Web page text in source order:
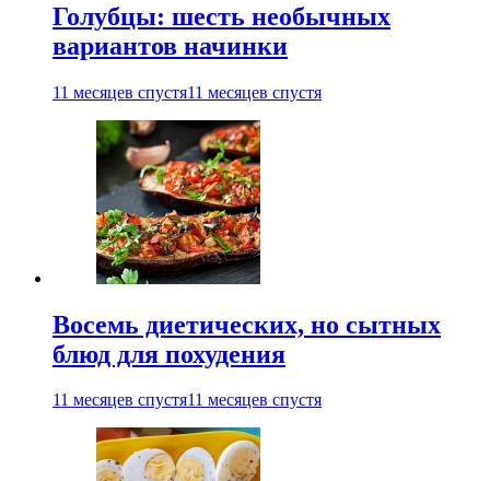
Голубцы: шесть необычных
вариантов начинки
11 месяцев спустя11 месяцев спустя
Восемь диетических, но сытных
блюд для похудения
11 месяцев спустя11 месяцев спустя